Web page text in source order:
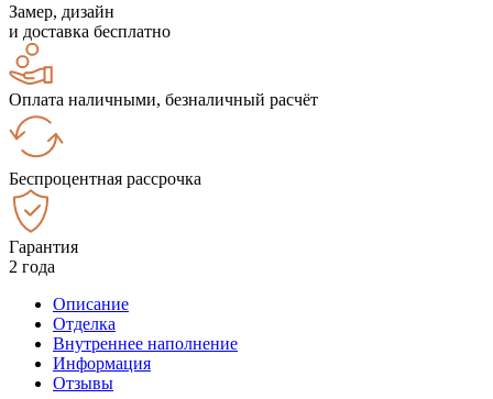
Замер, дизайн
и доставка бесплатно
Оплата наличными, безналичный расчёт
Беспроцентная рассрочка
Гарантия
2 года
Описание
Отделка
Внутреннее наполнение
Информация
Отзывы